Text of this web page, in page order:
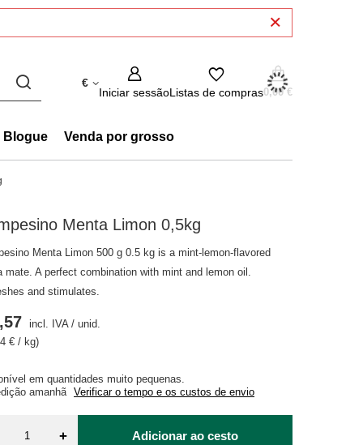
€
Iniciar sessãoListas de compras0,00 €
Blogue Venda por grosso
Menta Limon 0,5kg
Menta Limon 500 g 0.5 kg is a mint-lemon-flavored
mate. A perfect combination with mint and lemon oil.
and stimulates.
em quantidades muito pequenas
amanhã Verificar o tempo e os custos de envio
incl. IVA/unid.
€ / kg)
+ Adicionar ao cesto